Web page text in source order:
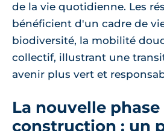
de la vie quotidienne. Les
bénéficient d'un cadre de
biodiversité, la mobilité
collectif, illustrant une
avenir plus vert et
La nouvelle phase
construction : un